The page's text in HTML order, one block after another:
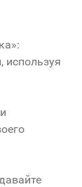
используя